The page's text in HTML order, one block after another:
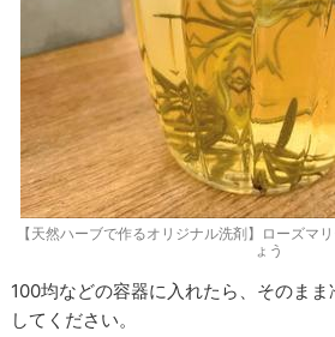
【天然ハーブで作るオリジナル洗剤】ローズマ
ょう
100均などの容器に入れたら、そのま
してください。